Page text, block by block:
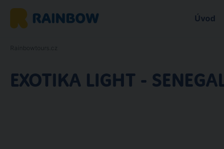
Úvod
EXOTIKA LIGHT -